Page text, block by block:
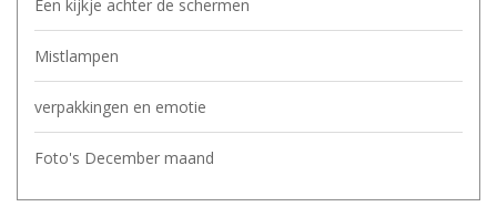
Een kijkje achter de schermen
Mistlampen
verpakkingen en emotie
Foto's December maand